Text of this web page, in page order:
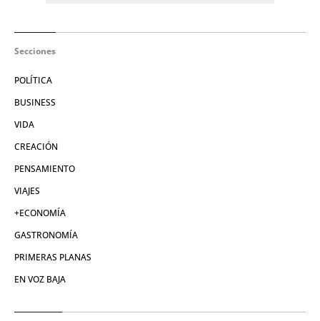
Secciones
POLÍTICA
BUSINESS
VIDA
CREACIÓN
PENSAMIENTO
VIAJES
+ECONOMÍA
GASTRONOMÍA
PRIMERAS PLANAS
EN VOZ BAJA